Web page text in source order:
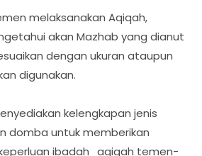
melaksanakan Aqiqah,
akan Mazhab yang dianut
dengan ukuran ataupun
digunakan.
kelengkapan jenis
domba untuk memberikan
ibadah_aqiqah temen-